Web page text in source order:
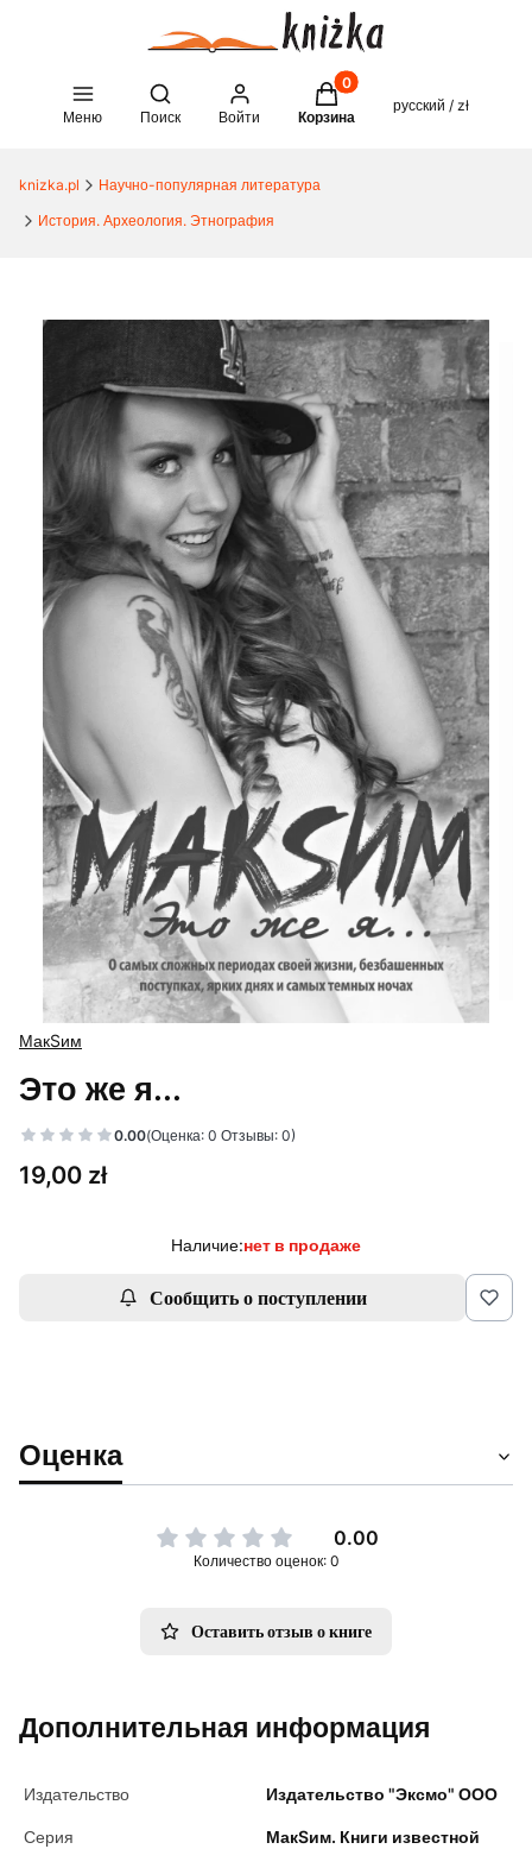
Меню
Open search engine
Поиск Войти
Товары в корзине: 0.
Корзина
русский / zł
knizka.pl
Научно-популярная литература
История. Археология. Этнография
МакSим
Это же я...
0.00(Оценка: 0 Отзывы: 0)
Цена
19,00 zł
Наличие:нет в продаже
Сообщить о поступлении
Оценка
0.00
Количество оценок: 0
Оставить отзыв о книге
Дополнительная информация
Издательство Издательство "Эксмо" ООО
Серия
МакSим. Книги известной